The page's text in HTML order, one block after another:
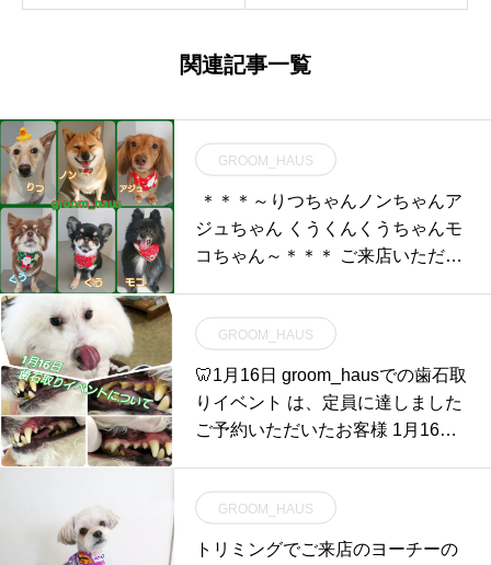
関連記事一覧
GROOM_HAUS
⁡ ＊＊＊～りつちゃんノンちゃんア
ジュちゃん くうくんくうちゃんモ
コちゃん～＊＊＊ ご来店いただき
GROOM_HAUS
🦷1月16日 groom_hausでの歯石取
りイベント は、定員に達しました
ご予約いただいたお客様 1月16日
GROOM_HAUS
トリミングでご来店のヨーチーの